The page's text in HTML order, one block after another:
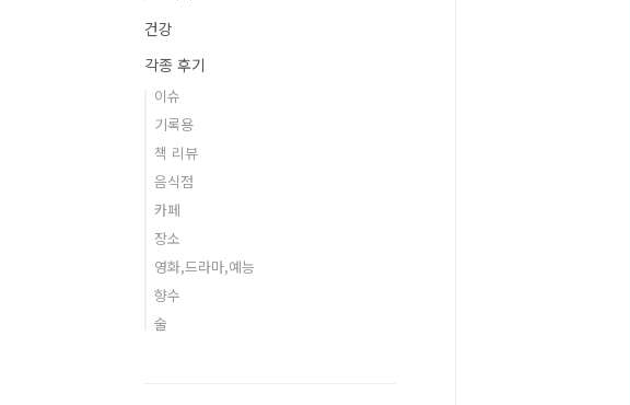
건강
각종 후기
이슈
기록용
책 리뷰
음식점
카페
장소
영화,드라마,예능
향수
술